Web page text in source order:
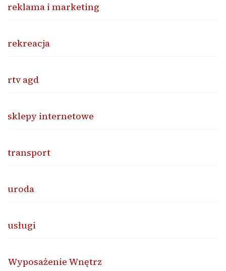
reklama i marketing
rekreacja
rtv agd
sklepy internetowe
transport
uroda
usługi
Wyposażenie Wnętrz